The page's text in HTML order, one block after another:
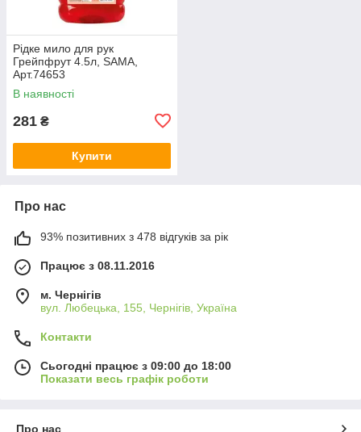
Рідке мило для рук
Грейпфрут 4.5л, SAMA,
Арт.74653
В наявності
281 ₴
Купити
Про нас
93% позитивних з 478 відгуків за рік
Працює з 08.11.2016
м. Чернігів
вул. Любецька, 155, Чернігів, Україна
Контакти
Сьогодні працює з 09:00 до 18:00
Показати весь графік роботи
Про нас